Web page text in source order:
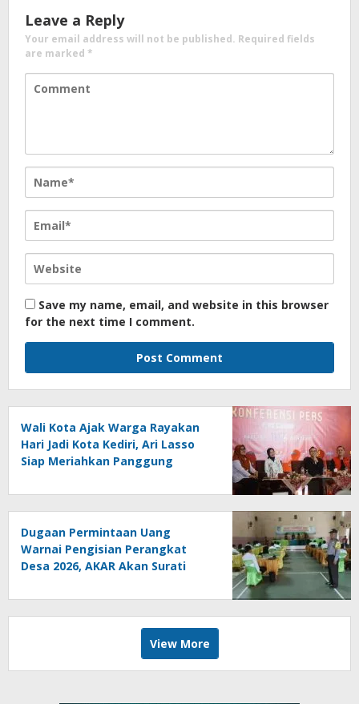
Leave a Reply
Your email address will not be published. Required fields
are marked *
Save my name, email, and website in this browser
for the next time I comment.
Wali Kota Ajak Warga Rayakan
Hari Jadi Kota Kediri, Ari Lasso
Siap Meriahkan Panggung
Dugaan Permintaan Uang
Warnai Pengisian Perangkat
Desa 2026, AKAR Akan Surati
View More